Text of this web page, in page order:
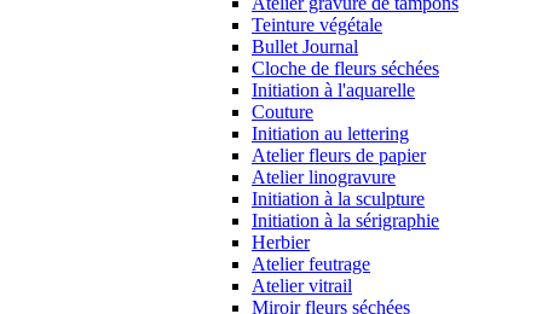
Teinture végétale
Bullet Journal
Cloche de fleurs séchées
Initiation à l'aquarelle
Couture
Initiation au lettering
Atelier fleurs de papier
Atelier linogravure
Initiation à la sculpture
Initiation à la sérigraphie
Herbier
Atelier feutrage
Atelier vitrail
Miroir fleurs séchées